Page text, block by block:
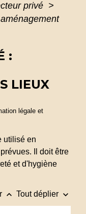
privé >
:
LIEUX
légale et
utilisé en
Il doit être
et d'hygiène
keyboard_arrow_up Tout déplier keyboard_arrow_down